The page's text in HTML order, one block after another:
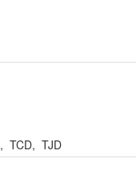
, TCD, TJD